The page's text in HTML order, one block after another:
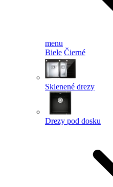
menu
Biele Čierné
Sklenené drezy
Drezy pod dosku